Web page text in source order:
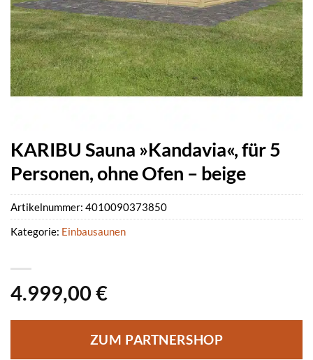
KARIBU Sauna »Kandavia«, für 5
Personen, ohne Ofen – beige
4.999,00 €
ZUM PARTNERSHOP
Artikelnummer: 4010090373850
Kategorie: Einbausaunen